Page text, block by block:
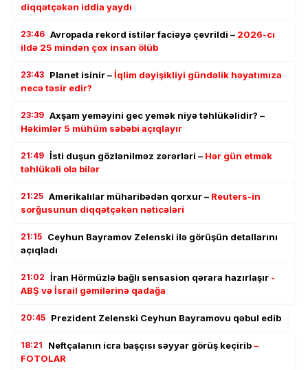
diqqətçəkən iddia yaydı
23:46 Avropada rekord istilər faciəyə çevrildi – 2026-cı
ildə 25 mindən çox insan ölüb
23:43 Planet isinir –İqlim dəyişikliyi gündəlik həyatımıza
necə təsir edir?
23:39 Axşam yeməyini gec yemək niyə təhlükəlidir? –
Həkimlər 5 mühüm səbəbi açıqlayır
21:49 İsti duşun gözlənilməz zərərləri – Hər gün etmək
təhlükəli ola bilər
21:25 Amerikalılar müharibədən qorxur – Reuters-in
sorğusunun diqqətçəkən nəticələri
21:15 Ceyhun Bayramov Zelenski ilə görüşün detallarını
açıqladı
21:02 İran Hörmüzlə bağlı sensasion qərara hazırlaşır -
ABŞ və İsrail gəmilərinə qadağa
20:45 Prezident Zelenski Ceyhun Bayramovu qəbul edib
18:21 Neftçalanın icra başçısı səyyar görüş keçirib–
FOTOLAR